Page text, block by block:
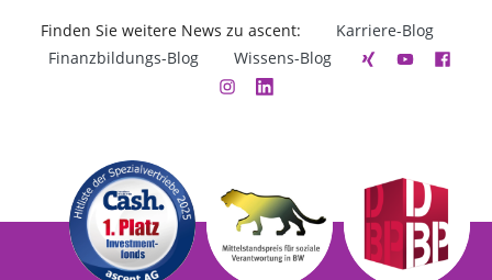
Finden Sie weitere News zu ascent:
Karriere-Blog
Finanzbildungs-Blog
Wissens-Blog